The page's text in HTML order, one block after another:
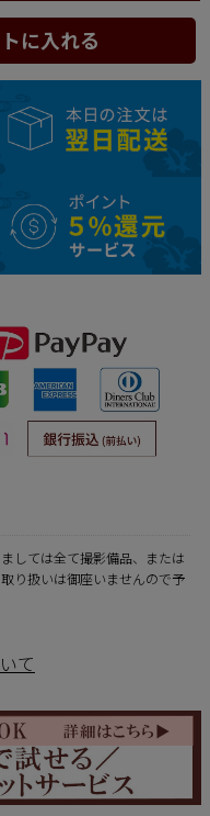
に入れる
しては全て撮影備品、または
り扱いは御座いませんので予
て